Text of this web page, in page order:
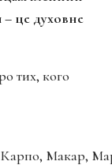
це духовне
тих, кого
Карпо, Макар,